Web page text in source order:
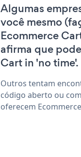
Algumas
você mesmo
Ecommerce
afirma que
Cart in 'no time'.
Outros tentam
código aberto ou
oferecem